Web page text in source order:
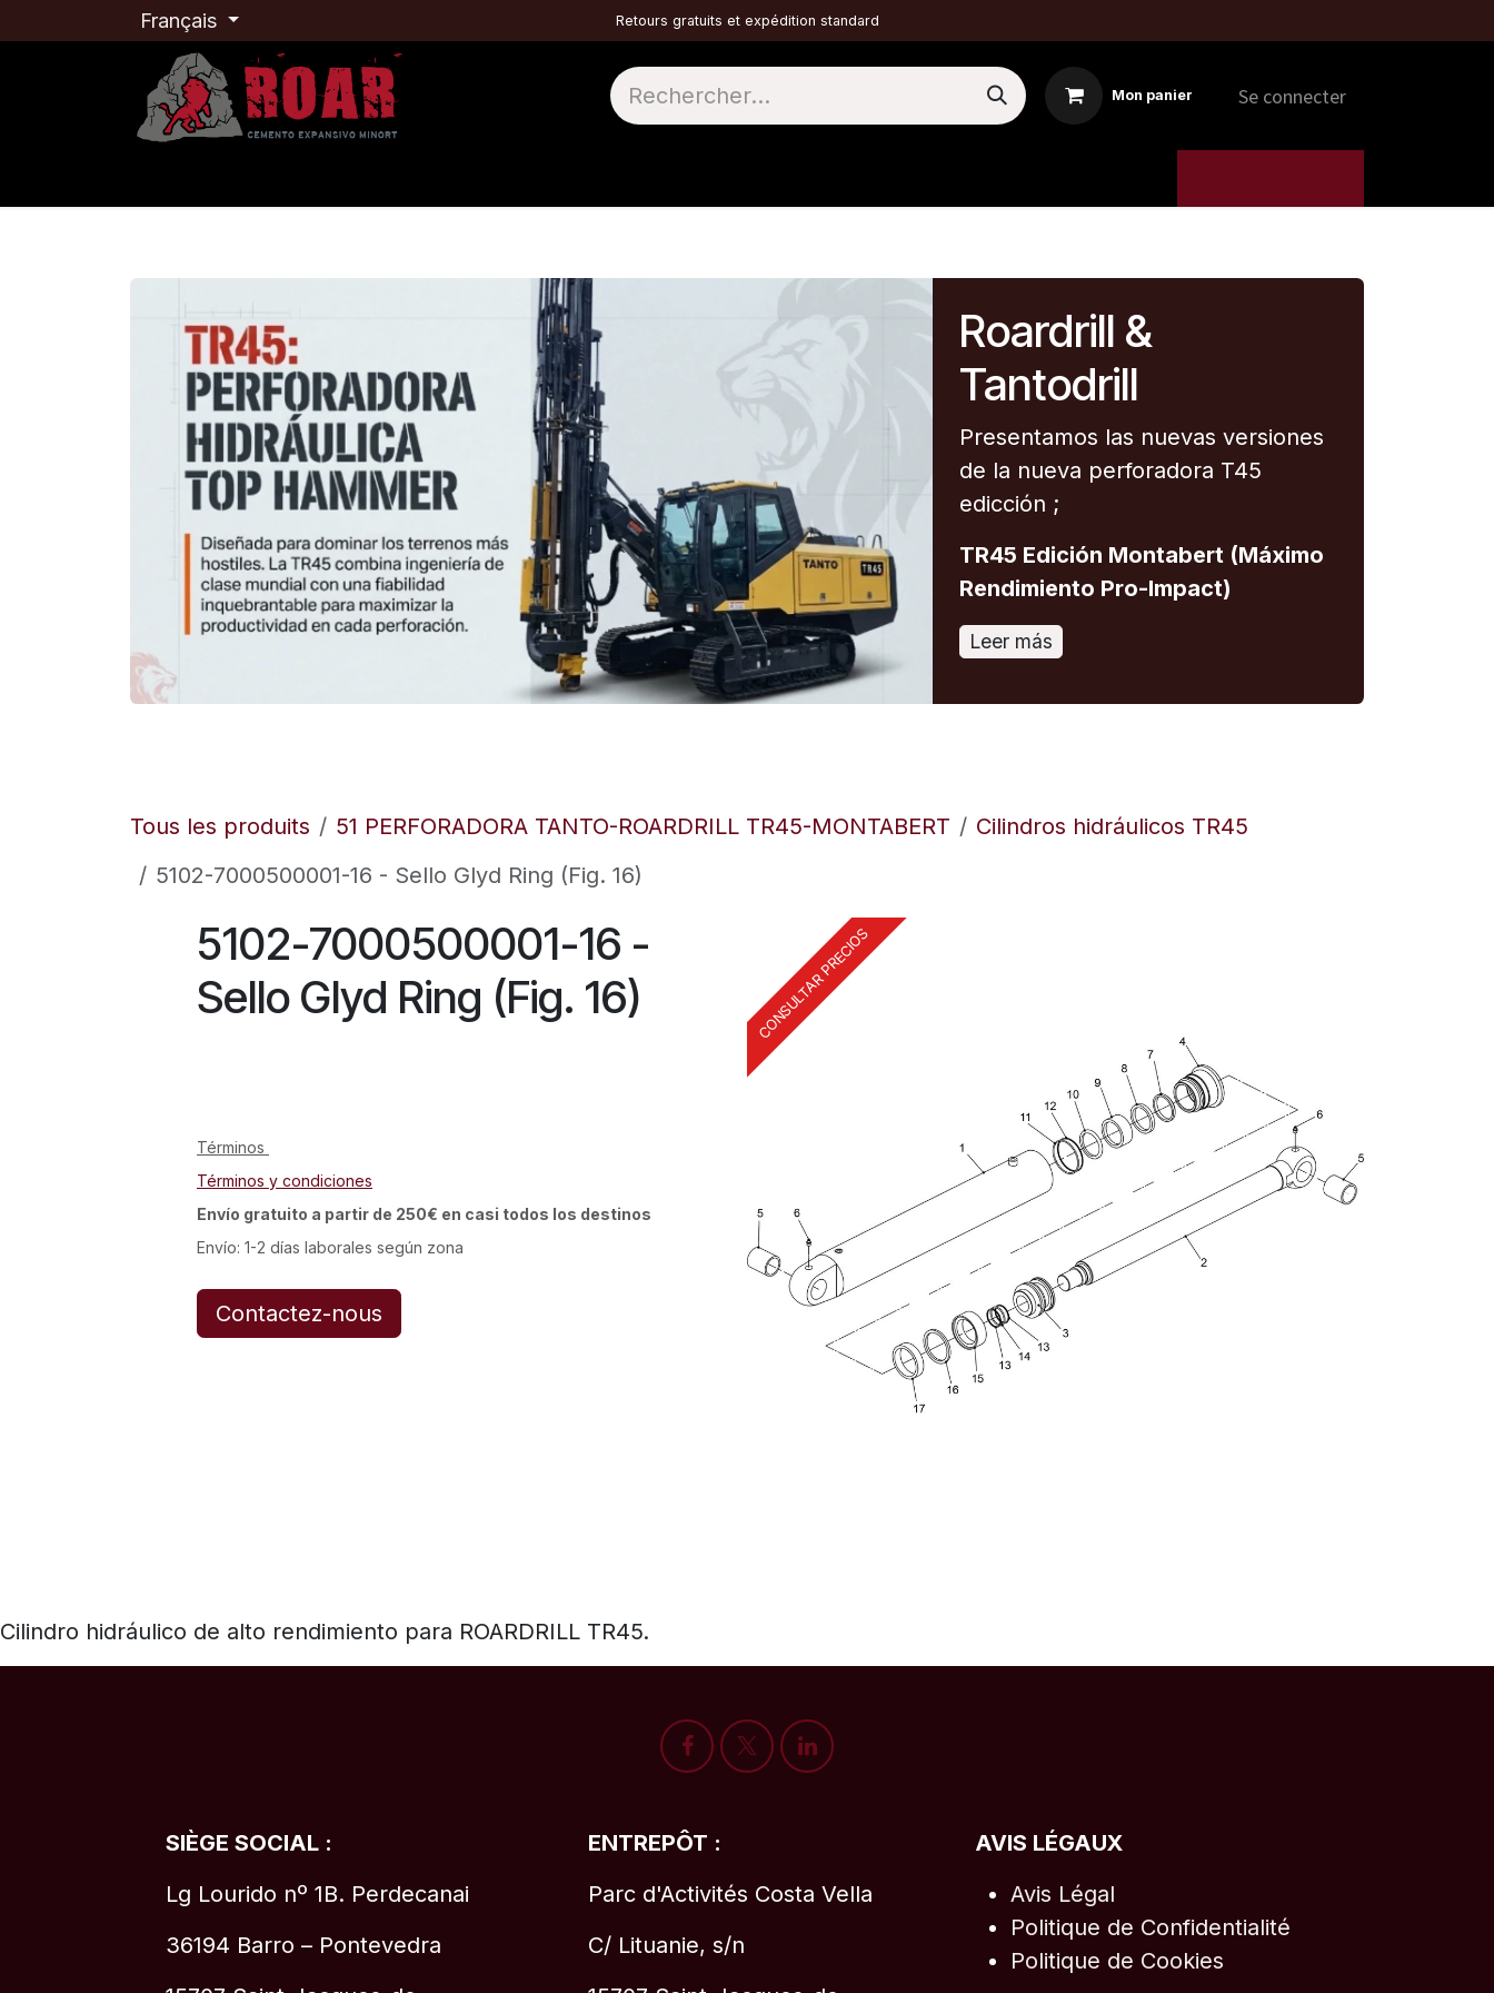
Se rendre au contenu
Français Retours gratuits et expédition standard
Mon panier Se connecter
Roardrill &
Tantodrill
Presentamos las nuevas versiones
de la nueva perforadora T45
edicción ;
TR45 Edición Montabert (Máximo
Rendimiento Pro-Impact)
Leer más
Tous les produits 51 PERFORADORA TANTO-ROARDRILL TR45-MONTABERT
Cilindros hidráulicos TR45
5102-7000500001-16 - Sello Glyd Ring (Fig. 16)
CONSULTAR PRECIOS
5102-7000500001-16 -
Sello Glyd Ring (Fig. 16)
Términos
Términos y condiciones
Envío gratuito a partir de 250€ en casi todos los destinos
Envío: 1-2 días laborales según zona
Contactez-nous
Cilindro hidráulico de alto rendimiento para ROARDRILL TR45.
SIÈGE SOCIAL :
Lg Lourido nº 1B. Perdecanai
36194 Barro – Pontevedra
ENTREPÔT :
Parc d'Activités Costa Vella
C/ Lituanie, s/n
AVIS LÉGAUX
Avis Légal
Politique de Confidentialité
Politique de Cookies